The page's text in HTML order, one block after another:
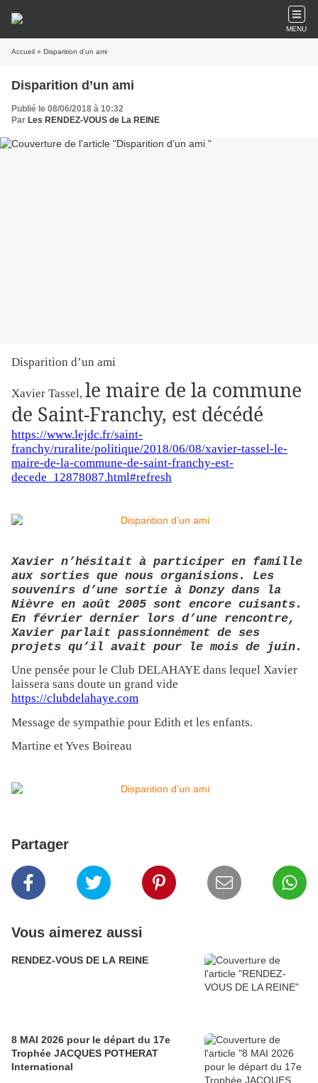
MENU
Accueil » Disparition d’un ami
Disparition d’un ami
Publié le 08/06/2018 à 10:32
Par Les RENDEZ-VOUS de La REINE
Disparition d’un ami
Xavier Tassel, le maire de la commune
de Saint-Franchy, est décédé
https://www.lejdc.fr/saint-
franchy/ruralite/politique/2018/06/08/xavier-tassel-le-
maire-de-la-commune-de-saint-franchy-est-
decede_12878087.html#refresh
Xavier n’hésitait à participer en famille
aux sorties que nous organisions. Les
souvenirs d’une sortie à Donzy dans la
Nièvre en août 2005 sont encore cuisants.
En février dernier lors d’une rencontre,
Xavier parlait passionnément de ses
projets qu’il avait pour le mois de juin.
Une pensée pour le Club DELAHAYE dans lequel Xavier
laissera sans doute un grand vide
https://clubdelahaye.com
Message de sympathie pour Edith et les enfants.
Martine et Yves Boireau
Partager
Vous aimerez aussi
RENDEZ-VOUS DE LA REINE
8 MAI 2026 pour le départ du 17e
Trophée JACQUES POTHERAT
International